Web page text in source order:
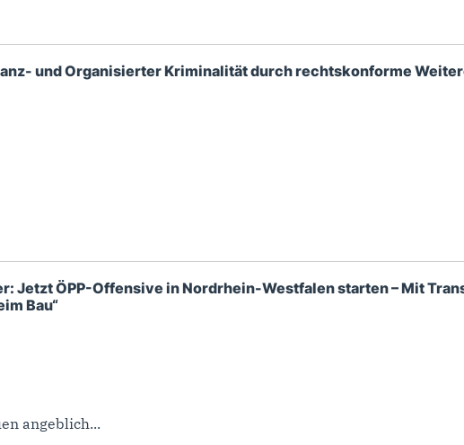
und Organisierter Kriminalität durch rechtskonforme
Jetzt ÖPP-Offensive in Nordrhein-Westfalen starten – Mit
Bau“
angeblich...